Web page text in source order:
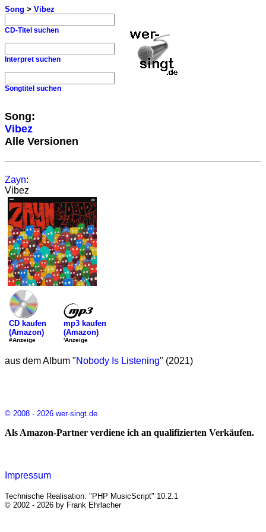
Song > Vibez
CD-Titel suchen
Interpret suchen
Songtitel suchen
Song:
Vibez
Alle Versionen
Zayn:
Vibez
CD kaufen
(Amazon)
#Anzeige
mp3 kaufen
(Amazon)
'Anzeige
aus dem Album "Nobody Is Listening" (2021)
© 2008 - 2026 wer-singt.de
Als Amazon-Partner verdiene ich an qualifizierten Verkäufen.
Impressum
Technische Realisation: "PHP MusicScript" 10.2.1
© 2002 - 2026 by Frank Ehrlacher